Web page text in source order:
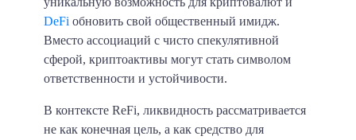
DeFi обновить свой общественный имидж.
Вместо ассоциаций с чисто спекулятивной
сферой, криптоактивы могут стать символом
ответственности и устойчивости.
В контексте ReFi, ликвидность рассматривается
не как конечная цель, а как средство для